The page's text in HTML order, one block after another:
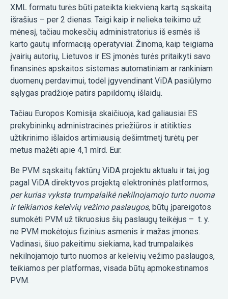
XML formatu turės būti pateikta kiekvieną kartą sąskaitą
išrašius – per 2 dienas. Taigi kaip ir nelieka teikimo už
mėnesį, tačiau mokesčių administratorius iš esmės iš
karto gautų informaciją operatyviai. Žinoma, kaip teigiama
įvairių autorių, Lietuvos ir ES įmonės turės pritaikyti savo
finansinės apskaitos sistemas automatiniam ar rankiniam
duomenų perdavimui, todėl įgyvendinant ViDA pasiūlymo
sąlygas pradžioje patirs papildomų išlaidų.
Tačiau Europos Komisija skaičiuoja, kad galiausiai ES
prekybininkų administracinės priežiūros ir atitikties
užtikrinimo išlaidos artimiausią dešimtmetį turėtų per
metus mažėti apie 4,1 mlrd. Eur.
Be PVM sąskaitų faktūrų ViDA projektu aktualu ir tai, jog
pagal ViDA direktyvos projektą elektroninės platformos,
per kurias vyksta trumpalaikė nekilnojamojo turto nuoma
ir teikiamos keleivių vežimo paslaugos, būtų įpareigotos
sumokėti PVM už tikruosius šių paslaugų teikėjus – t. y.
ne PVM mokėtojus fizinius asmenis ir mažas įmones.
Vadinasi, šiuo pakeitimu siekiama, kad trumpalaikės
nekilnojamojo turto nuomos ar keleivių vežimo paslaugos,
teikiamos per platformas, visada būtų apmokestinamos
PVM.